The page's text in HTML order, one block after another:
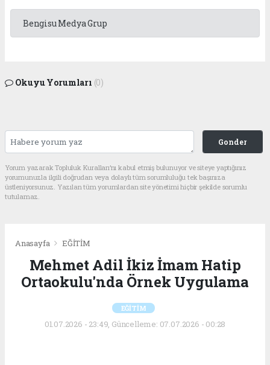
Bengisu Medya Grup
Okuyu Yorumları (0)
Gonder
Yorum yazarak Topluluk Kuralları’nı kabul etmiş bulunuyor ve siteye yaptığınız
yorumunuzla ilgili doğrudan veya dolaylı tüm sorumluluğu tek başınıza
üstleniyorsunuz. Yazılan tüm yorumlardan site yönetimi hiçbir şekilde sorumlu
tutulamaz.
Anasayfa EĞİTİM
Mehmet Adil İkiz İmam Hatip
Ortaokulu'nda Örnek Uygulama
EĞİTİM
01.07.2026 - 23:49, Güncelleme: 07.07.2026 - 00:28